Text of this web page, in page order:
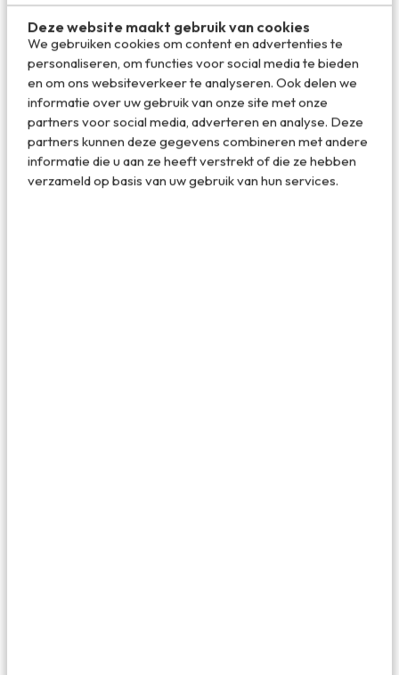
Deze website maakt gebruik van cookies
We gebruiken cookies om content en advertenties te
personaliseren, om functies voor social media te bieden
en om ons websiteverkeer te analyseren. Ook delen we
informatie over uw gebruik van onze site met onze
partners voor social media, adverteren en analyse. Deze
partners kunnen deze gegevens combineren met andere
informatie die u aan ze heeft verstrekt of die ze hebben
verzameld op basis van uw gebruik van hun services.
Zeker zo spectaculair is verderop gelegen Fort La Latte.
Hier kun je vanaf Cap Fréhel ook naar toe wandelen. Fort
La Latte ligt op het schiereiland van Fréhel. Als je er
bovenop staat begrijp dat dit plekje een redelijk
strategische is geweest. Hier klim je niet zomaar even
langs de rotsen naar boven. Bijzonder is dat dit toch
redelijk onneembare fort zowel eigendom is geweest van
de Fransen als van de Engelsen.